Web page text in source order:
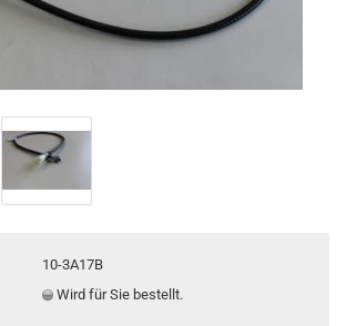
10-3A17B
Wird für Sie bestellt.